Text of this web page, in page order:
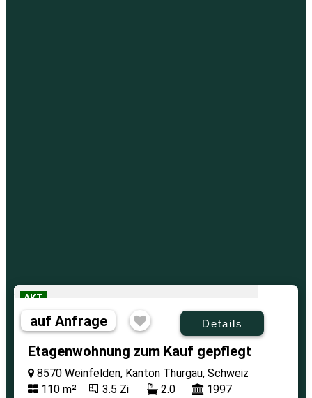
AKT
auf Anfrage Details
Etagenwohnung zum Kauf gepflegt
8570 Weinfelden, Kanton Thurgau, Schweiz
110 m²
3.5 Zi 2.0 1997